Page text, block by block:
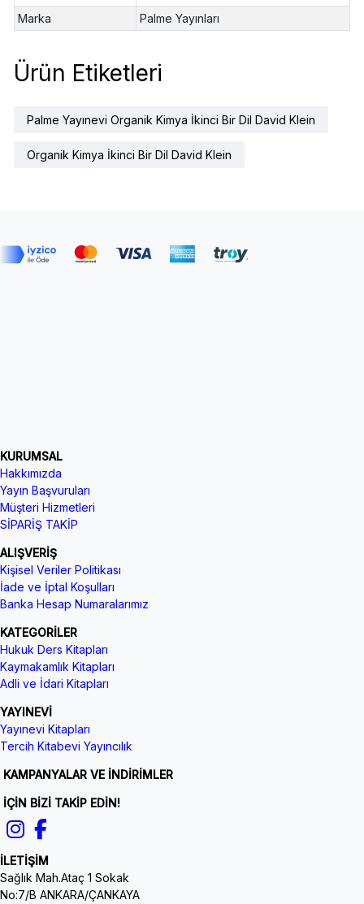
Marka
Palme Yayınları
Ürün Etiketleri
Palme Yayınevi Organik Kimya İkinci Bir Dil David Klein
Organik Kimya İkinci Bir Dil David Klein
KURUMSAL
Hakkımızda
Yayın Başvuruları
Müşteri Hizmetleri
SİPARİŞ TAKİP
ALIŞVERİŞ
Kişisel Veriler Politikası
İade ve İptal Koşulları
Banka Hesap Numaralarımız
KATEGORİLER
Hukuk Ders Kitapları
Kaymakamlık Kitapları
Adli ve İdari Kitapları
YAYINEVİ
Yayınevi Kitapları
Tercih Kitabevi Yayıncılık
KAMPANYALAR VE İNDİRİMLER
İÇİN BİZİ TAKİP EDİN!
İLETİŞİM
Sağlık Mah.Ataç 1 Sokak
No:7/B ANKARA/ÇANKAYA